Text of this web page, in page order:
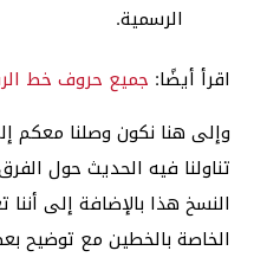
الرسمية.
اقرأ أيضًا: جميع حروف خط
وإلى هنا نكون وصلنا معكم
تناولنا فيه الحديث حول
النسخ هذا بالإضافة إلى
الخاصة بالخطين مع توضيح